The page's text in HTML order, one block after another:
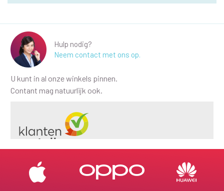
Hulp nodig?
Neem contact met ons op.
U kunt in al onze winkels pinnen.
Contant mag natuurlijk ook.